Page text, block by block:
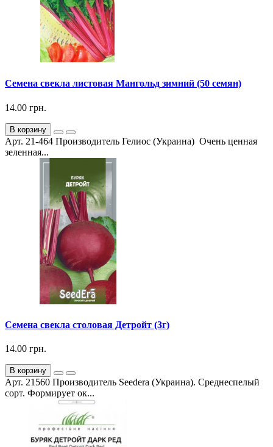
Семена свекла листовая Мангольд зимний (50 семян)
14.00 грн.
В корзину
Арт. 21-464 Производитель Гелиос (Украина) Очень ценная
зеленная...
Семена свекла столовая Детройт (3г)
14.00 грн.
В корзину
Арт. 21560 Производитель Seedera (Украина). Среднеспелый
сорт. Формирует ок...